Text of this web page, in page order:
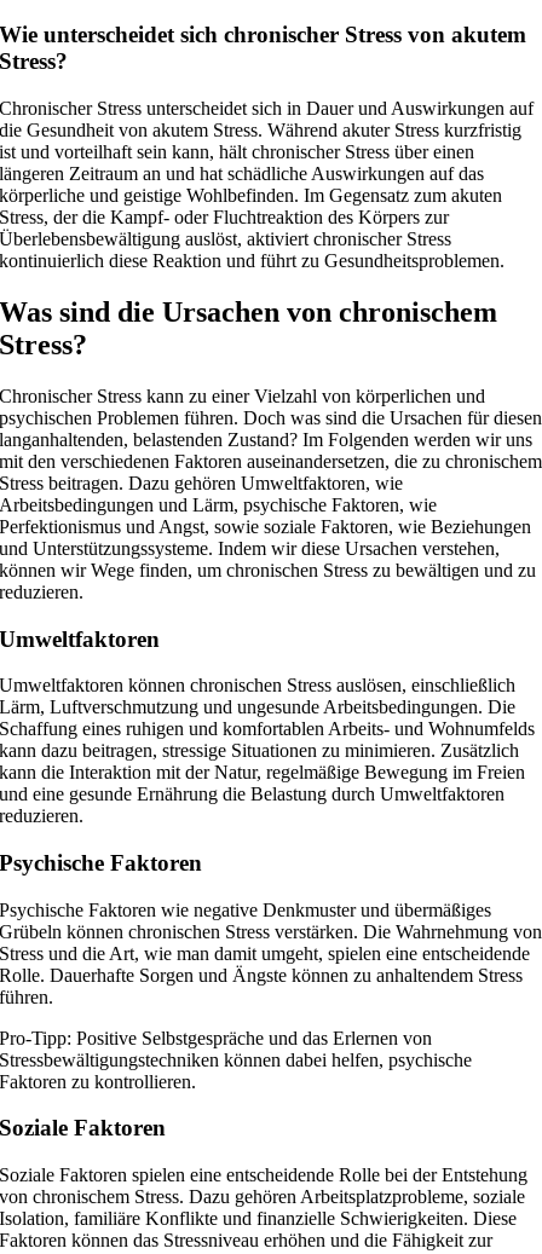
Wie unterscheidet sich chronischer Stress von akutem
Stress?
Chronischer Stress unterscheidet sich in Dauer und Auswirkungen auf
die Gesundheit von akutem Stress. Während akuter Stress kurzfristig
ist und vorteilhaft sein kann, hält chronischer Stress über einen
längeren Zeitraum an und hat schädliche Auswirkungen auf das
körperliche und geistige Wohlbefinden. Im Gegensatz zum akuten
Stress, der die Kampf- oder Fluchtreaktion des Körpers zur
Überlebensbewältigung auslöst, aktiviert chronischer Stress
kontinuierlich diese Reaktion und führt zu Gesundheitsproblemen.
Was sind die Ursachen von chronischem
Stress?
Chronischer Stress kann zu einer Vielzahl von körperlichen und
psychischen Problemen führen. Doch was sind die Ursachen für diesen
langanhaltenden, belastenden Zustand? Im Folgenden werden wir uns
mit den verschiedenen Faktoren auseinandersetzen, die zu chronischem
Stress beitragen. Dazu gehören Umweltfaktoren, wie
Arbeitsbedingungen und Lärm, psychische Faktoren, wie
Perfektionismus und Angst, sowie soziale Faktoren, wie Beziehungen
und Unterstützungssysteme. Indem wir diese Ursachen verstehen,
können wir Wege finden, um chronischen Stress zu bewältigen und zu
reduzieren.
Umweltfaktoren
Umweltfaktoren können chronischen Stress auslösen, einschließlich
Lärm, Luftverschmutzung und ungesunde Arbeitsbedingungen. Die
Schaffung eines ruhigen und komfortablen Arbeits- und Wohnumfelds
kann dazu beitragen, stressige Situationen zu minimieren. Zusätzlich
kann die Interaktion mit der Natur, regelmäßige Bewegung im Freien
und eine gesunde Ernährung die Belastung durch Umweltfaktoren
reduzieren.
Psychische Faktoren
Psychische Faktoren wie negative Denkmuster und übermäßiges
Grübeln können chronischen Stress verstärken. Die Wahrnehmung von
Stress und die Art, wie man damit umgeht, spielen eine entscheidende
Rolle. Dauerhafte Sorgen und Ängste können zu anhaltendem Stress
führen.
Pro-Tipp: Positive Selbstgespräche und das Erlernen von
Stressbewältigungstechniken können dabei helfen, psychische
Faktoren zu kontrollieren.
Soziale Faktoren
Soziale Faktoren spielen eine entscheidende Rolle bei der Entstehung
von chronischem Stress. Dazu gehören Arbeitsplatzprobleme, soziale
Isolation, familiäre Konflikte und finanzielle Schwierigkeiten. Diese
Faktoren können das Stressniveau erhöhen und die Fähigkeit zur